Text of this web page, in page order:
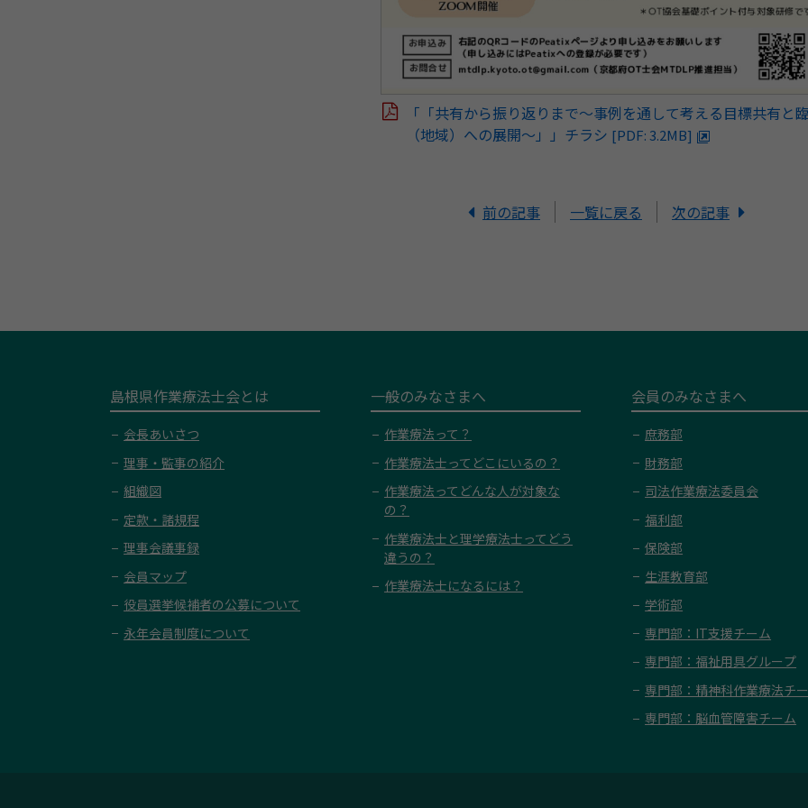
「「共有から振り返りまで〜事例を通して考える目標共有と
（地域）への展開〜」」チラシ [PDF: 3.2MB]
前の記事 一覧に戻る 次の記事
島根県作業療法士会とは
会長あいさつ
理事・監事の紹介
組織図
定款・諸規程
理事会議事録
会員マップ
役員選挙候補者の公募について
永年会員制度について
一般のみなさまへ
作業療法って？
作業療法士ってどこにいるの？
作業療法ってどんな人が対象な
の？
作業療法士と理学療法士ってどう
違うの？
作業療法士になるには？
会員のみなさまへ
庶務部
財務部
司法作業療法委員会
福利部
保険部
生涯教育部
学術部
専門部：IT支援チーム
専門部：福祉用具グループ
専門部：精神科作業療法チ
専門部：脳血管障害チーム